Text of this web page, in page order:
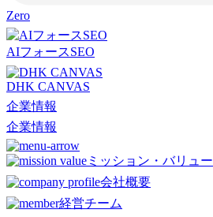
Zero
AIフォースSEO
DHK CANVAS
企業情報
企業情報
ミッション・バリュー
会社概要
経営チーム